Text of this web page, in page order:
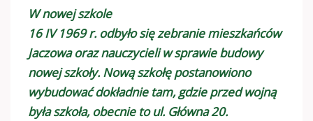
W nowej szkole
16 IV 1969 r. odbyło się zebranie mieszkańców
Jaczowa oraz nauczycieli w sprawie budowy
nowej szkoły. Nową szkołę postanowiono
wybudować dokładnie tam, gdzie przed wojną
była szkoła, obecnie to ul. Główna 20.